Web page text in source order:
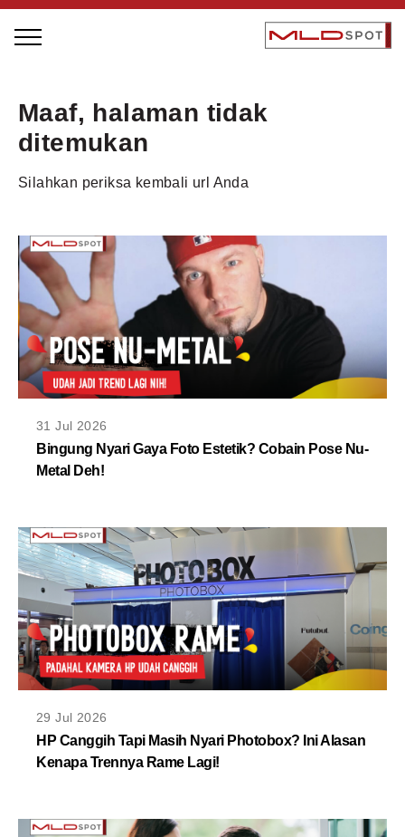
LOCAL GREATNESS
INSPIRING PRODUCTS
INSPIRING COMMUNITIES
TRENDING
EVENTS
MLDPODCAST
VIDEOS
MLDPOINTS
Maaf, halaman tidak
ditemukan
Silahkan periksa kembali url Anda
31 Jul 2026
Bingung Nyari Gaya Foto Estetik? Cobain Pose Nu-
Metal Deh!
29 Jul 2026
HP Canggih Tapi Masih Nyari Photobox? Ini Alasan
Kenapa Trennya Rame Lagi!